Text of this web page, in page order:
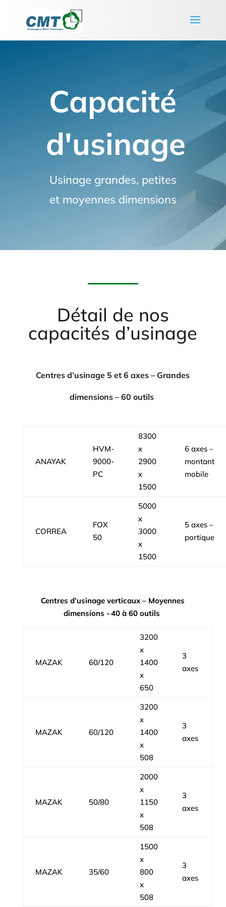
Capacité
d'usinage
Usinage grandes, petites
et moyennes dimensions
Détail de nos
capacités d’usinage
Centres d’usinage 5 et 6 axes – Grandes
dimensions – 60 outils
ANAYAK
HVM-
9000-
PC
8300
x
2900
x
1500
6 axes –
montant
mobile
CORREA
FOX
50
5000
x
3000
x
1500
5 axes –
portique
Centres d’usinage verticaux – Moyennes
dimensions - 40 à 60 outils
MAZAK 60/120
3200
x
1400
x
650
3
axes
MAZAK 60/120
3200
x
1400
x
508
3
axes
MAZAK 50/80
2000
x
1150
x
508
3
axes
MAZAK 35/60
1500
x
800
x
508
3
axes